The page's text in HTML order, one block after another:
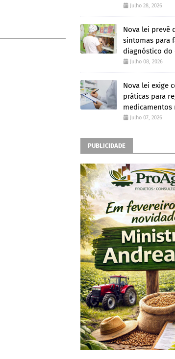
Julho 28, 2026
Nova lei prevê
sintomas para
diagnóstico
Julho 08, 2026
Nova lei exige
práticas para
medicamentos
Julho 07, 2026
PUBLICIDADE